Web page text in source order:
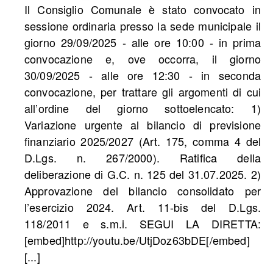
Il Consiglio Comunale è stato convocato in
sessione ordinaria presso la sede municipale il
giorno 29/09/2025 - alle ore 10:00 - in prima
convocazione e, ove occorra, il giorno
30/09/2025 - alle ore 12:30 - in seconda
convocazione, per trattare gli argomenti di cui
all’ordine del giorno sottoelencato: 1)
Variazione urgente al bilancio di previsione
finanziario 2025/2027 (Art. 175, comma 4 del
D.Lgs. n. 267/2000). Ratifica della
deliberazione di G.C. n. 125 del 31.07.2025. 2)
Approvazione del bilancio consolidato per
l’esercizio 2024. Art. 11-bis del D.Lgs.
118/2011 e s.m.i. SEGUI LA DIRETTA:
[embed]http://youtu.be/UtjDoz63bDE[/embed]
[...]